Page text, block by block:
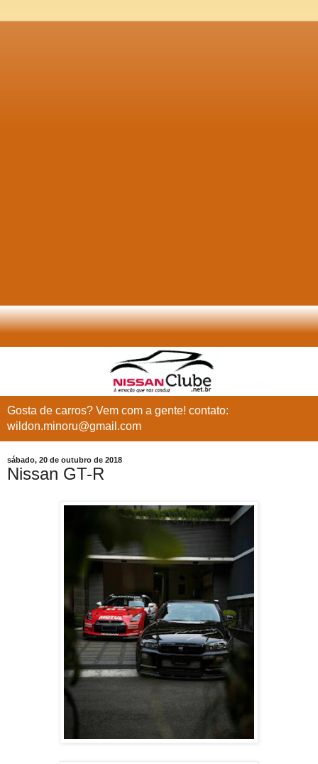
Gosta de carros? Vem com a gente! contato:
wildon.minoru@gmail.com
sábado, 20 de outubro de 2018
Nissan GT-R